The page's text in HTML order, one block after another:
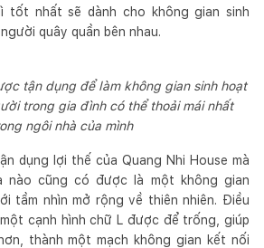
tốt nhất sẽ dành cho không gian sinh
quây quần bên nhau.
tận dụng để làm không gian sinh hoạt
trong gia đình có thể thoải mái nhất
ngôi nhà của mình
dụng lợi thế của Quang Nhi House mà
nào cũng có được là một không gian
tầm nhìn mở rộng về thiên nhiên. Điều
cạnh hình chữ L được để trống, giúp
thành một mạch không gian kết nối